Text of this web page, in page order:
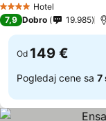
4 ZvezdiceHotel
7,9 Dobro 19.985
Od 149 €
Pogledaj cene sa 7